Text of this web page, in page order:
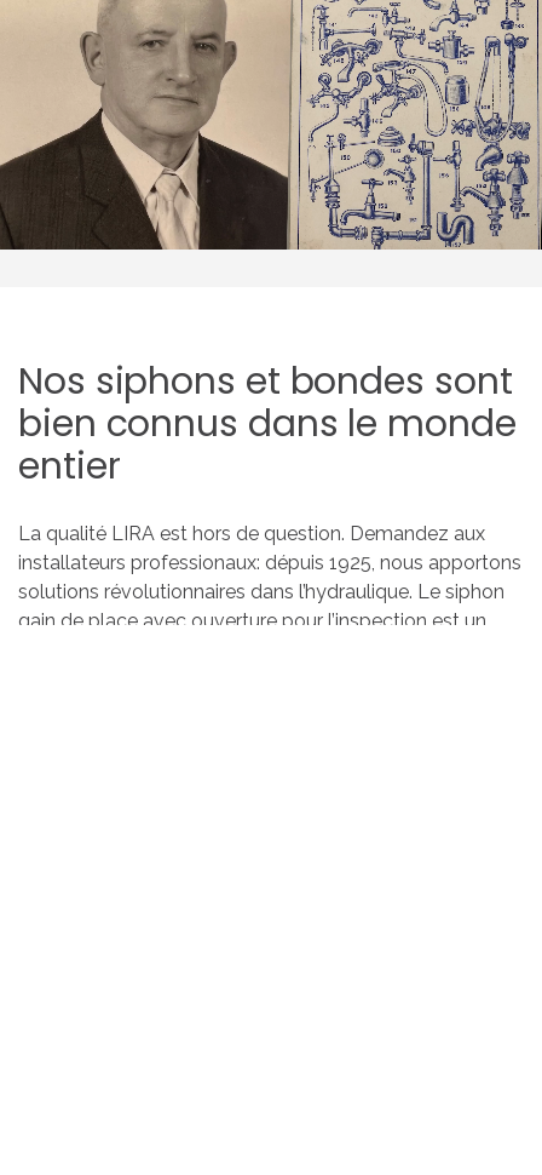
Nos siphons et bondes sont
bien connus dans le monde
entier
La qualité LIRA est hors de question. Demandez aux
installateurs professionaux: dépuis 1925, nous apportons
solutions révolutionnaires dans l’hydraulique. Le siphon
gain de place avec ouverture pour l’inspection est un